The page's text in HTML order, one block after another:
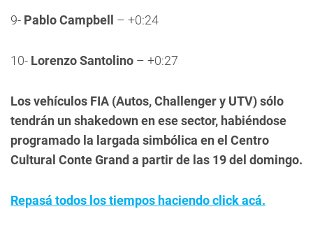
9- Pablo Campbell – +0:24
10- Lorenzo Santolino – +0:27
Los vehículos FIA (Autos, Challenger y UTV) sólo
tendrán un shakedown en ese sector, habiéndose
programado la largada simbólica en el Centro
Cultural Conte Grand a partir de las 19 del domingo.
Repasá todos los tiempos haciendo click acá.